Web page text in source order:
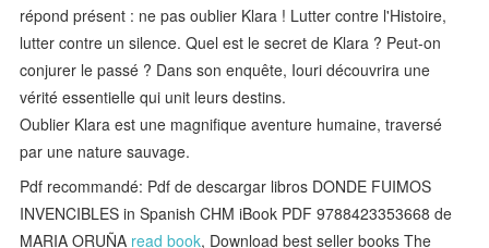
répond présent : ne pas oublier Klara ! Lutter contre l'Histoire,
lutter contre un silence. Quel est le secret de Klara ? Peut-on
conjurer le passé ? Dans son enquête, Iouri découvrira une
vérité essentielle qui unit leurs destins.
Oublier Klara est une magnifique aventure humaine, traversé
par une nature sauvage.
Pdf recommandé: Pdf de descargar libros DONDE FUIMOS
INVENCIBLES in Spanish CHM iBook PDF 9788423353668 de
MARIA ORUÑA read book, Download best seller books The